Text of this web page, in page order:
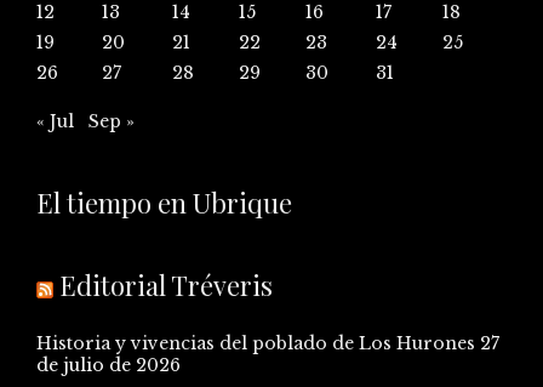
12
13 14 15 16 17
18
19
20 21 22 23 24
25
26
27 28 29 30 31
« Jul Sep »
El tiempo en Ubrique
Editorial Tréveris
Historia y vivencias del poblado de Los Hurones 27
de julio de 2026